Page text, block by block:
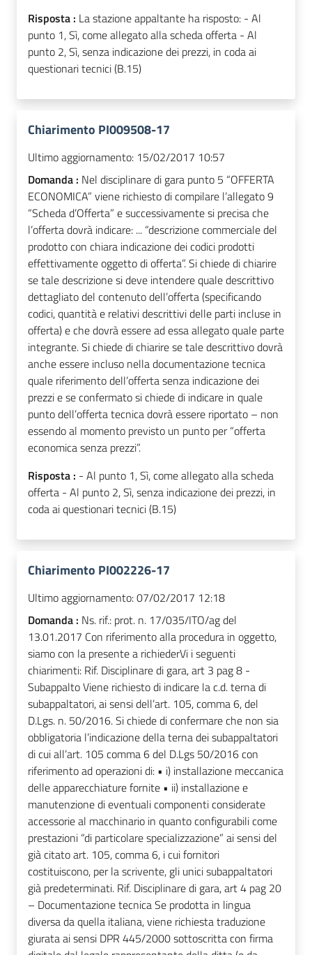
Risposta : La stazione appaltante ha risposto: - Al
punto 1, Sì, come allegato alla scheda offerta - Al
punto 2, Sì, senza indicazione dei prezzi, in coda ai
questionari tecnici (B.15)
Chiarimento PI009508-17
Ultimo aggiornamento: 15/02/2017 10:57
Domanda : Nel disciplinare di gara punto 5 “OFFERTA
ECONOMICA” viene richiesto di compilare l’allegato 9
“Scheda d’Offerta” e successivamente si precisa che
l’offerta dovrà indicare: ... “descrizione commerciale del
prodotto con chiara indicazione dei codici prodotti
effettivamente oggetto di offerta”. Si chiede di chiarire
se tale descrizione si deve intendere quale descrittivo
dettagliato del contenuto dell’offerta (specificando
codici, quantità e relativi descrittivi delle parti incluse in
offerta) e che dovrà essere ad essa allegato quale parte
integrante. Si chiede di chiarire se tale descrittivo dovrà
anche essere incluso nella documentazione tecnica
quale riferimento dell’offerta senza indicazione dei
prezzi e se confermato si chiede di indicare in quale
punto dell’offerta tecnica dovrà essere riportato – non
essendo al momento previsto un punto per “offerta
economica senza prezzi”.
Risposta : - Al punto 1, Sì, come allegato alla scheda
offerta - Al punto 2, Sì, senza indicazione dei prezzi, in
coda ai questionari tecnici (B.15)
Chiarimento PI002226-17
Ultimo aggiornamento:07/02/2017 12:18
Domanda : Ns. rif.: prot. n. 17/035/ITO/ag del
13.01.2017 Con riferimento alla procedura in oggetto,
siamo con la presente a richiederVi i seguenti
chiarimenti: Rif. Disciplinare di gara, art 3 pag 8 -
Subappalto Viene richiesto di indicare la c.d. terna di
subappaltatori, ai sensi dell’art. 105, comma 6, del
D.Lgs. n. 50/2016. Si chiede di confermare che non sia
obbligatoria l’indicazione della terna dei subappaltatori
di cui all’art. 105 comma 6 del D.Lgs 50/2016 con
riferimento ad operazioni di: • i) installazione meccanica
delle apparecchiature fornite • ii) installazione e
manutenzione di eventuali componenti considerate
accessorie al macchinario in quanto configurabili come
prestazioni “di particolare specializzazione” ai sensi del
già citato art. 105, comma 6, i cui fornitori
costituiscono, per la scrivente, gli unici subappaltatori
già predeterminati. Rif. Disciplinare di gara, art 4 pag 20
– Documentazione tecnica Se prodotta in lingua
diversa da quella italiana, viene richiesta traduzione
giurata ai sensi DPR 445/2000 sottoscritta con firma